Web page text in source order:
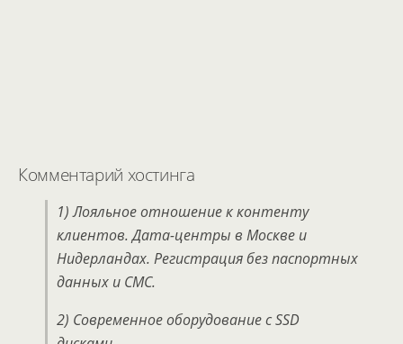
Комментарий хостинга
1) Лояльное отношение к контенту
клиентов. Дата-центры в Москве и
Нидерландах. Регистрация без паспортных
данных и СМС.
2) Современное оборудование с SSD